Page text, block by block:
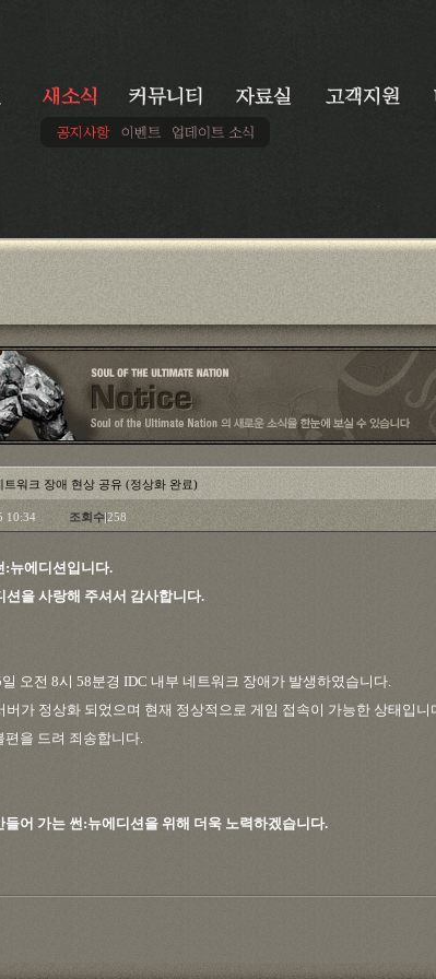
워크 장애 현상 공유 (정상화 완료)
10:34 조회수258
:뉴에디션입니다.
션을 사랑해 주셔서 감사합니다.
오전 8시 58분경 IDC 내부 네트워크 장애가 발생하였습니다.
버가 정상화 되었으며 현재 정상적으로 게임 접속이 가능한 상태입니
편을 드려 죄송합니다.
들어 가는 썬:뉴에디션을 위해 더욱 노력하겠습니다.